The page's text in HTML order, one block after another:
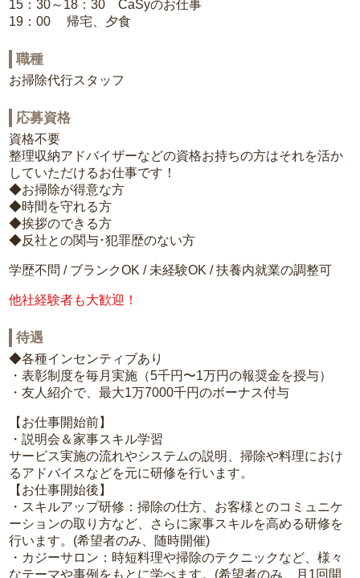
15：30～18：30 CaSyのお仕事
19：00 帰宅、夕食
職種
お掃除代行スタッフ
応募資格
資格不要
整理収納アドバイザーなどの資格お持ちの方はそれを活か
していただけるお仕事です！
◆お掃除が得意な方
◆時間を守れる方
◆挨拶のできる方
◆反社との関与･犯罪歴のない方
学歴不問 / ブランクOK / 未経験OK / 扶養内就業の調整可
他社経験者も大歓迎！
待遇
◆各種インセンティブあり
・表彰制度を毎月実施（5千円〜1万円の報奨金を授与）
・友人紹介で、最大1万7000千円のボーナス付与
【お仕事開始前】
・説明会＆家事スキル学習
サービス実施の流れやシステムの説明、掃除や料理におけ
るアドバイスなどを元に研修を行います。
【お仕事開始後】
・スキルアップ研修：掃除の仕方、お客様とのコミュニケ
ーションの取り方など、さらに家事スキルを高める研修を
行います。(希望者のみ、随時開催)
・カジーサロン：時短料理や掃除のテクニックなど、様々
なテーマや事例をもとに学べます。(希望者のみ、月1回開